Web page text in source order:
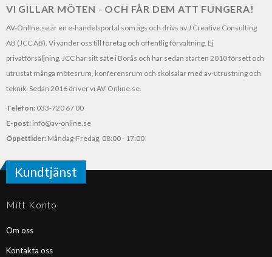
VI GILLAR MÖTEN - OCH FÅR DEM ATT FUNGERA!
AV-Online.se är en e-handelsportal som ägs och drivs av J Creative Consulting
AB (JCC AB). Vi vänder oss till företag och offentlig förvaltning. Ej
privatförsäljning. JCC har sitt säte i Borås och har sedan starten 2010 försett och
utrustat många mötesrum, konferensrum och skolsalar med av-utrustning och
teknik. Sedan 2016 driver vi AV-Online.se.
Telefon: 033-720 67 00
E-post: info@av-online.se
Öppettider: Måndag-Fredag, 08:00 - 17:00
Kundtjänst
Mitt Konto
Om oss
Kontakta oss